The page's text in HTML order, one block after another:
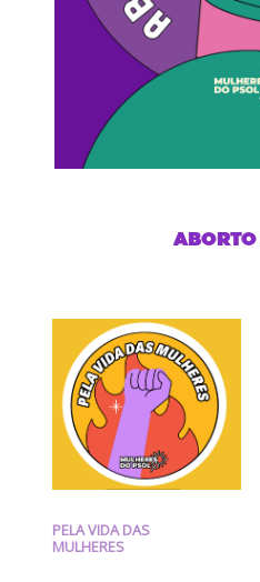
PELA VIDA DAS
MULHERES